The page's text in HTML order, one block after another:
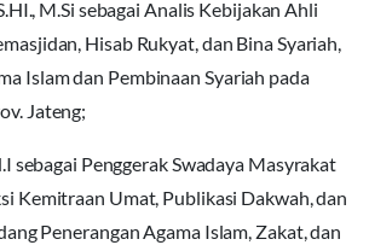
M.Si sebagai Analis Kebijakan Ahli
Hisab Rukyat, dan Bina Syariah,
Islam dan Pembinaan Syariah pada
Jateng;
sebagai Penggerak Swadaya Masyrakat
Kemitraan Umat, Publikasi Dakwah, dan
Penerangan Agama Islam, Zakat, dan